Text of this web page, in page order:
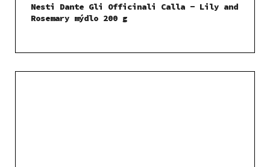
Nesti Dante Gli Officinali Calla - Lily and
Rosemary mýdlo 200 g